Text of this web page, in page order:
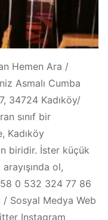
Hemen Ara /
Asmalı Cumba
34724 Kadıköy/
sınıf bir
Kadıköy
biridir. İster küçük
ol,
0 532 324 77 86
Sosyal Medya Web
Instagram